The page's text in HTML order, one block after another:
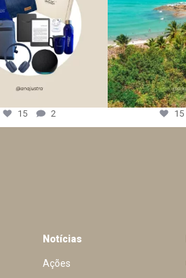
15 2 15
Notícias
Ações